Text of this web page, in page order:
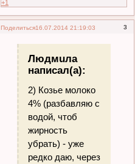
+1
Поделиться 3
16.07.2014 21:19:03
Людмuла
написал(а):
2) Козье молоко
4% (разбавляю с
водой, чтоб
жирность
убрать) - уже
редко даю, через